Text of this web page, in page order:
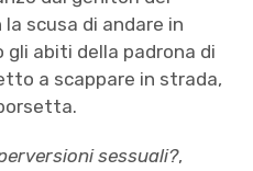
scusa di andare in
gli abiti della padrona di
a scappare in strada,
sessuali?,